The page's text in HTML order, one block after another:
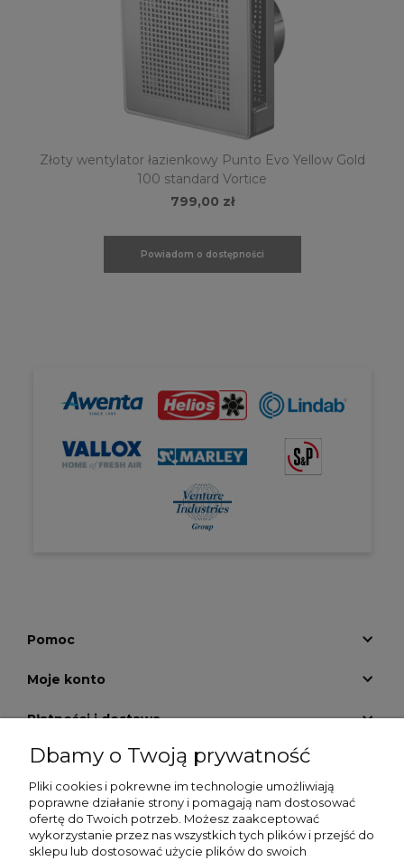
Złoty wentylator łazienkowy Punto Evo Yellow Gold
100 standard Vortice
799,00 zł
Powiadom o dostępności
Pomoc
Moje konto
Płatności i dostawa
Informacje
O nas
GALERIA KRATEK
Dbamy o Twoją prywatność
Pliki cookies i pokrewne im technologie umożliwiają
poprawne działanie strony i pomagają nam dostosować
ofertę do Twoich potrzeb. Możesz zaakceptować
wykorzystanie przez nas wszystkich tych plików i przejść do
sklepu lub dostosować użycie plików do swoich